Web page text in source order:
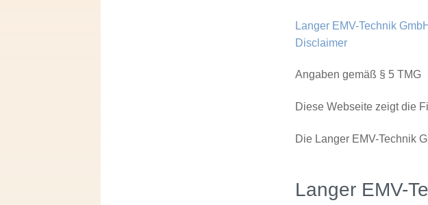
Langer EMV-Technik GmbH
Disclaimer
Angaben gemäß § 5 TMG
Diese Webseite zeigt die
Die Langer EMV-Technik
Langer EMV-